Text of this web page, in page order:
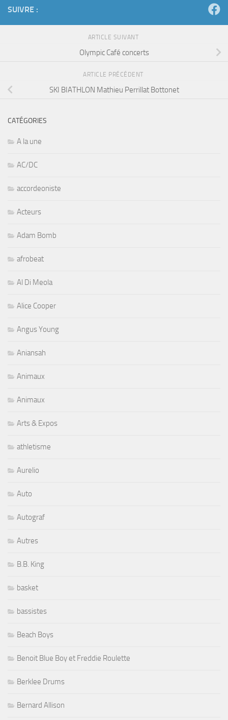
SUIVRE :
ARTICLE SUIVANT
Olympic Café concerts
ARTICLE PRÉCÉDENT
SKI BIATHLON Mathieu Perrillat Bottonet
CATÉGORIES
A la une
AC/DC
accordeoniste
Acteurs
Adam Bomb
afrobeat
Al Di Meola
Alice Cooper
Angus Young
Aniansah
Animaux
Animaux
Arts & Expos
athletisme
Aurelio
Auto
Autograf
Autres
B.B. King
basket
bassistes
Beach Boys
Benoit Blue Boy et Freddie Roulette
Berklee Drums
Bernard Allison